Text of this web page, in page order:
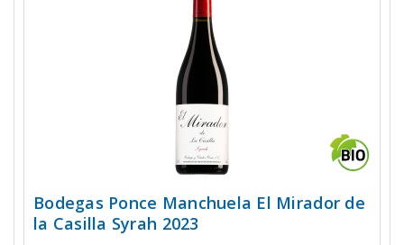
Bodegas Ponce Manchuela El Mirador de
la Casilla Syrah 2023